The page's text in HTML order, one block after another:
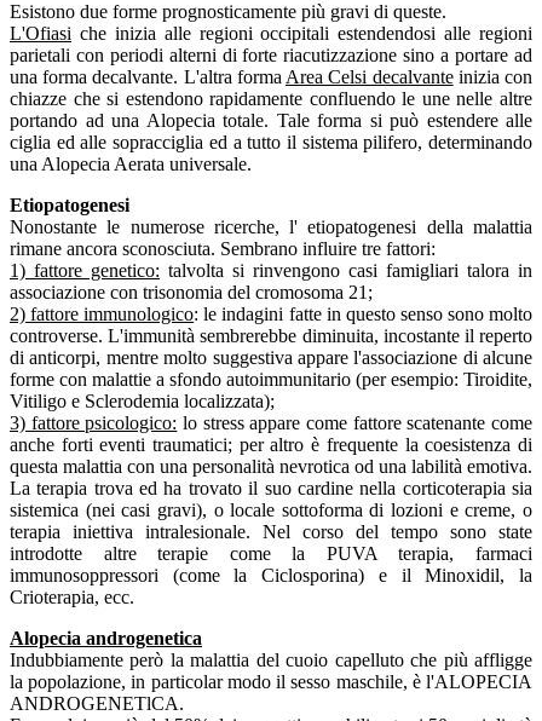
Esistono due forme prognosticamente più gravi di queste.
L'Ofiasi che inizia alle regioni occipitali estendendosi alle regioni
parietali con periodi alterni di forte riacutizzazione sino a portare ad
una forma decalvante. L'altra forma Area Celsi decalvanteinizia con
chiazze che si estendono rapidamente confluendo le une nelle altre
portando ad una Alopecia totale. Tale forma si può estendere alle
ciglia ed alle sopracciglia ed a tutto il sistema pilifero, determinando
una Alopecia Aerata universale.
Etiopatogenesi
Nonostante le numerose ricerche, l' etiopatogenesi della malattia
rimane ancora sconosciuta. Sembrano influire tre fattori:
1) fattore genetico: talvolta si rinvengono casi famigliari talora in
associazione con trisonomia del cromosoma 21;
2) fattore immunologico: le indagini fatte in questo senso sono molto
controverse. L'immunità sembrerebbe diminuita, incostante il reperto
di anticorpi, mentre molto suggestiva appare l'associazione di alcune
forme con malattie a sfondo autoimmunitario (per esempio: Tiroidite,
Vitiligo e Sclerodemia localizzata);
3) fattore psicologico: lo stress appare come fattore scatenante come
anche forti eventi traumatici; per altro è frequente la coesistenza di
questa malattia con una personalità nevrotica od una labilità emotiva.
La terapia trova ed ha trovato il suo cardine nella corticoterapia sia
sistemica (nei casi gravi), o locale sottoforma di lozioni e creme, o
terapia iniettiva intralesionale. Nel corso del tempo sono state
introdotte altre terapie come la PUVA terapia, farmaci
immunosoppressori (come la Ciclosporina) e il Minoxidil, la
Crioterapia, ecc.
Alopecia androgenetica
Indubbiamente però la malattia del cuoio capelluto che più affligge
la popolazione, in particolar modo il sesso maschile, è l'ALOPECIA
ANDROGENETlCA.